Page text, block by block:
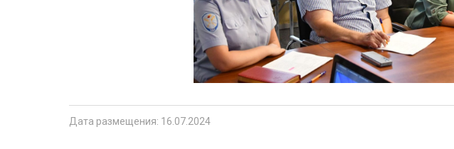
Дата размещения: 16.07.2024